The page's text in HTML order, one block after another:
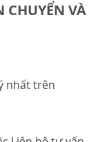
CHUYỂN VÀ
nhất trên